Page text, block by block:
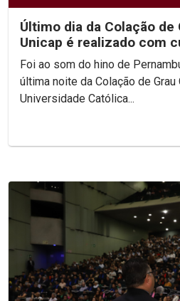
Último dia da Colação de
Unicap é realizado com
Ciências...
Foi ao som do hino de
última noite da Colação de
Universidade Católica...